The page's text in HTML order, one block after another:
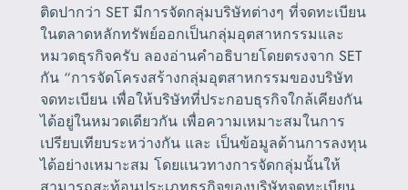
ติดปากว่า SET มีการจัดกลุ่มบริษัทต่างๆ ที่จดทะเบียน
ในตลาดหลักทรัพย์ออกเป็นกลุ่มอุตสาหกรรมและ
หมวดธุรกิจครับ ลองอ่านคำอธิบายโดยตรงจาก SET
กัน “การจัดโครงสร้างกลุ่มอุตสาหกรรมของบริษัท
จดทะเบียน เพื่อให้บริษัทที่ประกอบธุรกิจใกล้เคียงกัน
ได้อยู่ในหมวดเดียวกัน เพื่อความเหมาะสมในการ
เปรียบเทียบระหว่างกัน และ เป็นข้อมูลด้านการลงทุน
ได้อย่างเหมาะสม โดยแนวทางการจัดกลุ่มนั้นให้